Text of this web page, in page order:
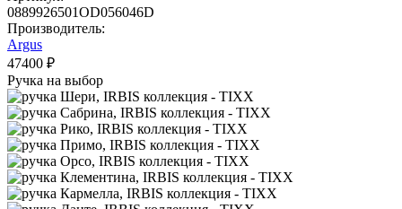
0889926501OD056046D
Производитель:
Argus
47400 ₽
Ручка на выбор